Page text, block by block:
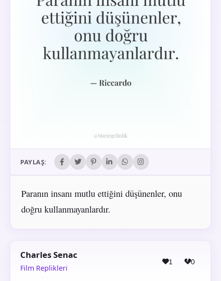
PAYLAŞ:
Paranın insanı mutlu ettiğini düşünenler, onu
doğru kullanmayanlardır.
Charles Senac
Film Replikleri
1 0